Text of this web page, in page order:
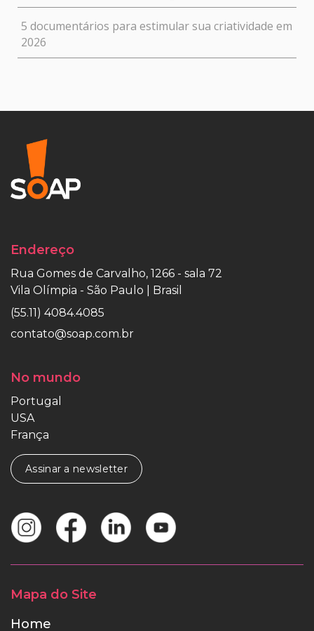
5 documentários para estimular sua criatividade em
2026
Endereço
Rua Gomes de Carvalho, 1266 - sala 72
Vila Olímpia - São Paulo | Brasil
(55.11) 4084.4085
contato@soap.com.br
No mundo
Portugal
USA
França
Assinar a newsletter
Mapa do Site
Home